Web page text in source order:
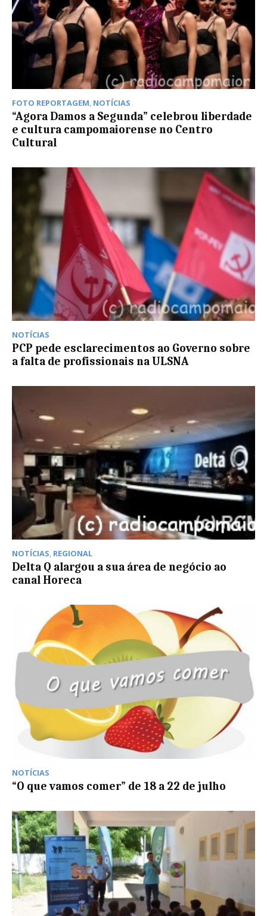
FOTO REPORTAGEM, NOTÍCIAS
“Agora Damos a Segunda” celebrou liberdade
e cultura campomaiorense no Centro
Cultural
NOTÍCIAS
PCP pede esclarecimentos ao Governo sobre
a falta de profissionais na ULSNA
NOTÍCIAS, REGIONAL
Delta Q alargou a sua área de negócio ao
canal Horeca
NOTÍCIAS
“O que vamos comer” de 18 a 22 de julho